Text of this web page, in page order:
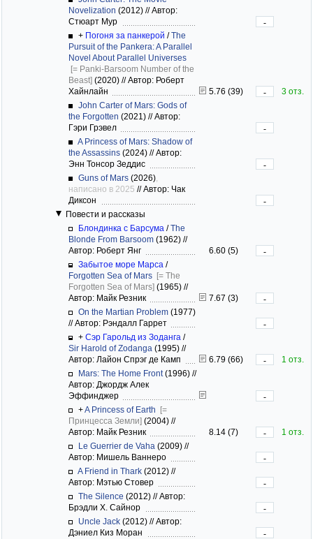
Novelization (2012) //Автор:
Стюарт Мур
-
+ Погоня за панкерой /The
Pursuit of the Pankera: A Parallel
Novel About Parallel Universes
[= Panki-Barsoom Number of the
Beast] (2020) //Автор: Роберт
Хайнлайн
5.76 (39) -
3 отз.
John Carter of Mars: Gods of
the Forgotten (2021) //Автор:
Гэри Грэвел
-
A Princess of Mars: Shadow of
the Assassins (2024) //Автор:
Энн Тонсор Зеддис
-
Guns of Mars (2026)
написано в 2025 //Автор: Чак
Диксон
-
Повести и рассказы
Блондинка с Барсума /The
Blonde From Barsoom (1962) //
Автор: Роберт Янг
6.60 (5)
-
Забытое море Марса /
Forgotten Sea of Mars [= The
Forgotten Sea of Mars] (1965) //
Автор: Майк Резник
7.67 (3)
-
On the Martian Problem (1977)
//Автор: Рэндалл Гаррет
-
+ Сэр Гарольд из Зоданга /
Sir Harold of Zodanga (1995) //
Автор: Лайон Спрэг де Камп
6.79 (66) -
1 отз.
Mars: The Home Front(1996) //
Автор: Джордж Алек
Эффинджер
-
+A Princess of Earth [=
Принцесса Земли] (2004) //
Автор: Майк Резник
8.14 (7) -
1 отз.
Le Guerrier de Vaha (2009) //
Автор: Мишель Ваннеро
-
A Friend in Thark (2012) //
Автор: Мэтью Стовер
-
The Silence (2012) //Автор:
Брэдли Х. Сайнор
-
Uncle Jack (2012) //Автор:
Дэниел Киз Моран
-